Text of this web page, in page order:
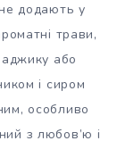
додають у
трави,
аджику або
і сиром
особливо
з любов’ю і